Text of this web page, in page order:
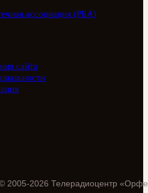
ассоциация (РБА)
сайта
2005-2026 Телерадиоцентр